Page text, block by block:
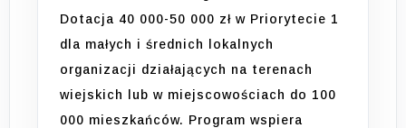
Dotacja 40 000-50 000 zł w Priorytecie 1
dla małych i średnich lokalnych
organizacji działających na terenach
wiejskich lub w miejscowościach do 100
000 mieszkańców. Program wspiera